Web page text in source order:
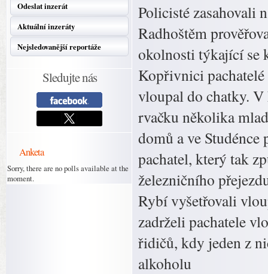
Odeslat inzerát
Aktuální inzeráty
Nejsledovanější reportáže
Sledujte nás
Anketa
Sorry, there are no polls available at the
moment.
Policisté zasahovali
Radhoštěm
okolnosti týkající se
Kopřivnici
vloupal do chatky.
rvačku několika
domů a ve
pachatel, který tak
železničního
Rybí vyšetřovali
zadrželi pachatele
řidičů, kdy jeden z
alkoholu